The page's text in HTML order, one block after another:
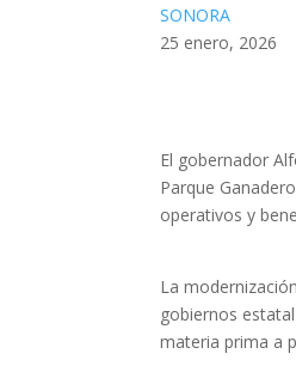
SONORA
25 enero, 2026
El gobernador
Parque
operativos y
La
gobiernos
materia prima a